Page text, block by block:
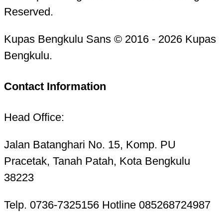
Reserved.
Kupas Bengkulu Sans © 2016 - 2026 Kupas
Bengkulu.
Contact Information
Head Office:
Jalan Batanghari No. 15, Komp. PU
Pracetak, Tanah Patah, Kota Bengkulu
38223
Telp. 0736-7325156 Hotline 085268724987